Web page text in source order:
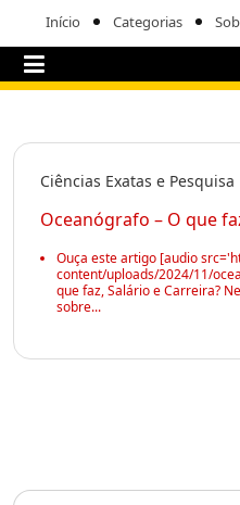
Início Categorias
Ciências Exatas e Pesquisa
Oceanógrafo – O que
Ouça este artigo [audio
content/uploads/2024/11/
que faz, Salário e Carreira?
sobre...